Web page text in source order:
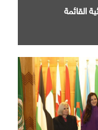
القائمة